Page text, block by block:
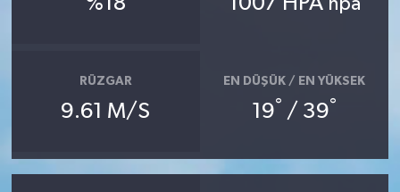
hpa
RÜZGAR
9.61 M/S
EN DÜŞÜK / EN YÜKSEK
19° / 39°